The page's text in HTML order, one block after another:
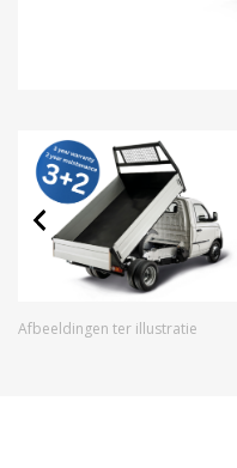
Afbeeldingen ter illustratie